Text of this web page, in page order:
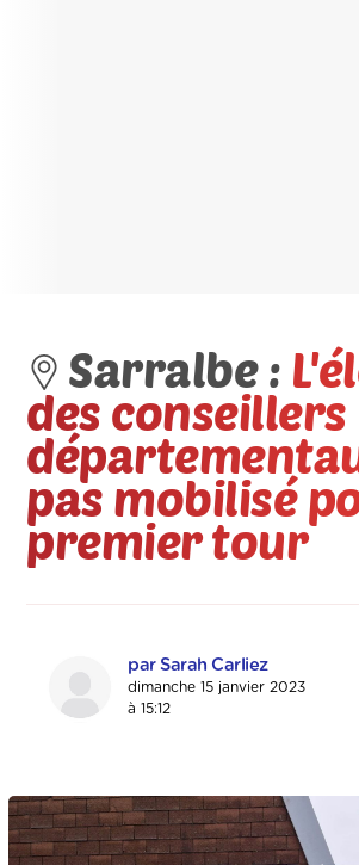
Sarralbe :
des conseillers
pas mobilisé
premier tour
par Sarah Carliez
dimanche 15 janvier 2023
à 15:12